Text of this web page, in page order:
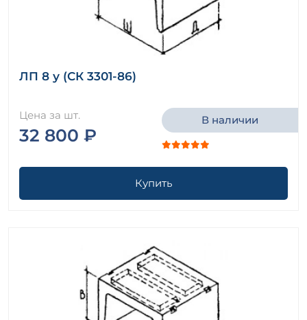
ЛП 8 у (СК 3301-86)
Цена за шт.
32 800 ₽
В наличии
Купить